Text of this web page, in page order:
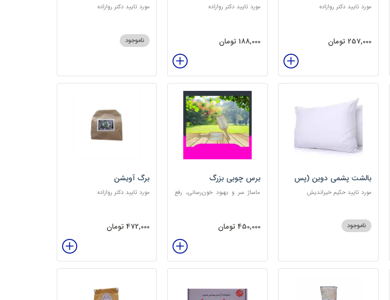
مورد تایید دکتر روازاده
257,000 تومان
مورد تایید دکتر روازاده
188,000 تومان
مورد تایید دکتر روازاده
ناموجود
بالشت پشمی دوین (پس
کرایه)
مورد تایید حکیم خیراندیش
ناموجود
برس چوبی بزرگ
ماساژ سر و بهبود خون‌رسانی، رفع
450,000 تومان
برگ آویشن
مورد تایید دکتر روازاده
472,000 تومان